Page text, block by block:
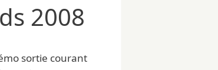
2008
sortie courant